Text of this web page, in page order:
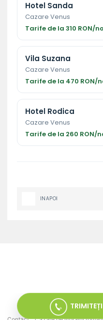
Hotel Sanda
Cazare Venus
Tarife de la 310 RON/
Vila Suzana
Cazare Venus
Tarife de la 470 RON/
Hotel Rodica
Cazare Venus
Tarife de la 260 RON/
INAPOI